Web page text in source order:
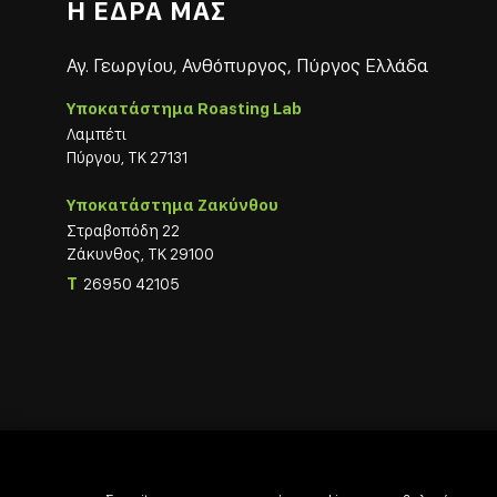
Η ΕΔΡΑ ΜΑΣ
Αγ. Γεωργίου, Ανθόπυργος, Πύργος Ελλάδα
Υποκατάστημα Roasting Lab
Λαμπέτι
Πύργου, ΤΚ 27131
Υποκατάστημα Ζακύνθου
Στραβοπόδη 22
Ζάκυνθος, ΤΚ 29100
T 26950 42105